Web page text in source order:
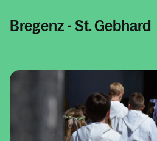
Bregenz - St. Gebhard
Informationen
Aktuelles & News
Gottesdienste